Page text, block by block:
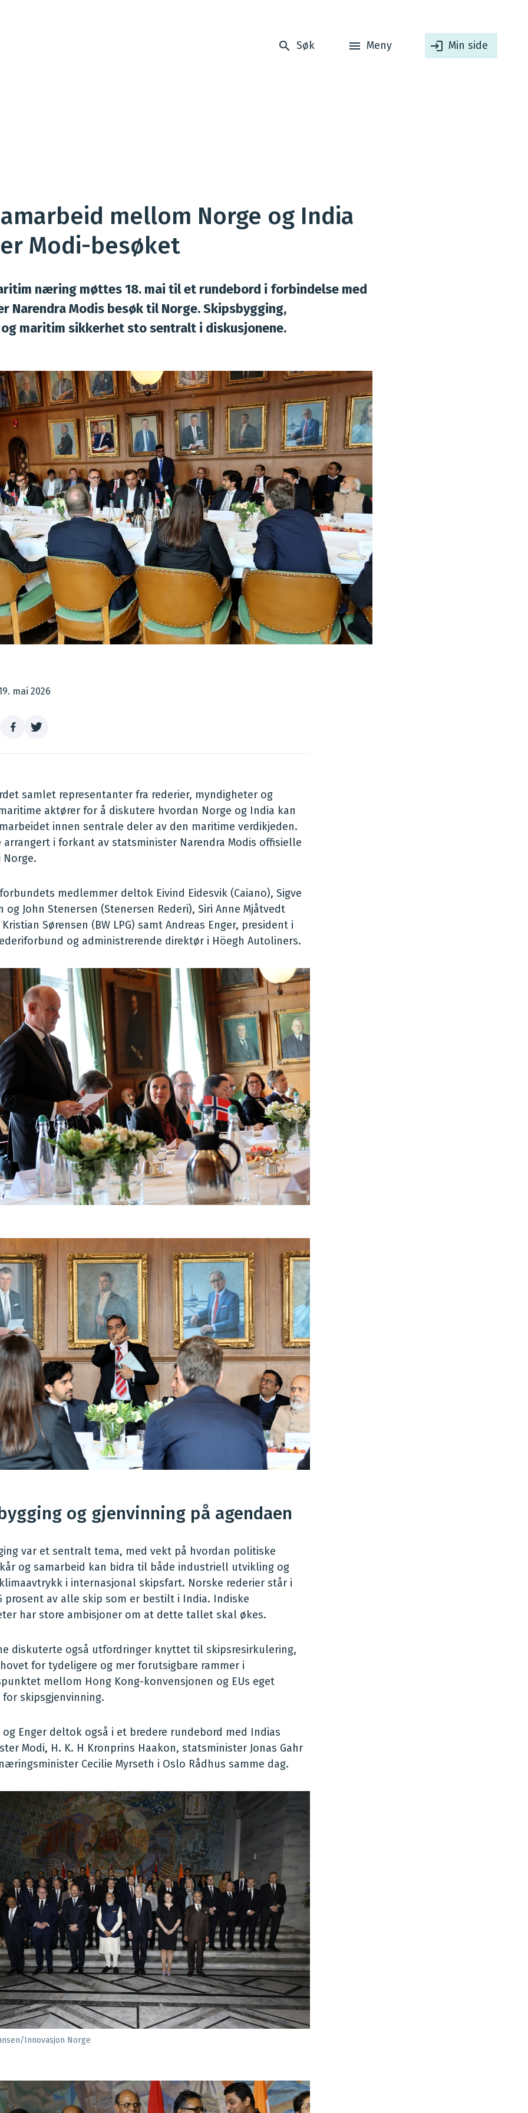
Søk Meny Min side
mellom Norge og India
Modi-besøket
næring møttes 18. mai til et rundebord i forbindelse med
Narendra Modis besøk til Norge. Skipsbygging,
maritim sikkerhet sto sentralt i diskusjonene.
mai 2026
samlet representanter fra rederier, myndigheter og
aktører for å diskutere hvordan Norge og India kan
innen sentrale deler av den maritime verdikjeden.
arrangert i forkant av statsminister Narendra Modis offisielle
Norge.
medlemmer deltok Eivind Eidesvik (Caiano), Sigve
og John Stenersen (Stenersen Rederi), Siri Anne Mjåtvedt
Sørensen (BW LPG) samt Andreas Enger, president i
og administrerende direktør i Höegh Autoliners.
og gjenvinning på agendaen
var et sentralt tema, med vekt på hvordan politiske
og samarbeid kan bidra til både industriell utvikling og
i internasjonal skipsfart. Norske rederier står i
prosent av alle skip som er bestilt i India. Indiske
har store ambisjoner om at dette tallet skal økes.
diskuterte også utfordringer knyttet til skipsresirkulering,
for tydeligere og mer forutsigbare rammer i
mellom Hong Kong-konvensjonen og EUs eget
for skipsgjenvinning.
og Enger deltok også i et bredere rundebord med Indias
Modi, H. K. H Kronprins Haakon, statsminister Jonas Gahr
Cecilie Myrseth i Oslo Rådhus samme dag.
Innovasjon Norge